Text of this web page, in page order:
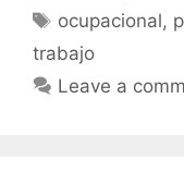
ocupacional,
trabajo
Leave a